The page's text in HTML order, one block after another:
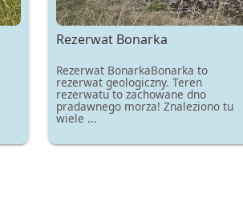
Rezerwat Bonarka
Rezerwat BonarkaBonarka to
rezerwat geologiczny. Teren
rezerwatu to zachowane dno
pradawnego morza! Znaleziono tu
wiele ...